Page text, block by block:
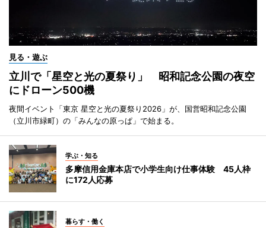
見る・遊ぶ
立川で「星空と光の夏祭り」 昭和記念公園の夜空
にドローン500機
夜間イベント「東京 星空と光の夏祭り2026」が、国営昭和記念公園
（立川市緑町）の「みんなの原っぱ」で始まる。
学ぶ・知る
多摩信用金庫本店で小学生向け仕事体験 45人枠
に172人応募
暮らす・働く